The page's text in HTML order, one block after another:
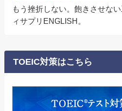
もう挫折しない。飽きさせな
ィサプリENGLISH。
TOEIC対策はこちら